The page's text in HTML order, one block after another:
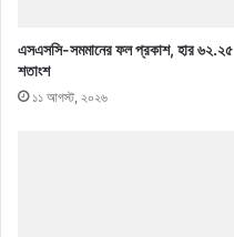
এসএসসি-সমমানের ফল প্রকাশ, হার ৬২.২৫
শতাংশ
১১ আগস্ট, ২০২৬